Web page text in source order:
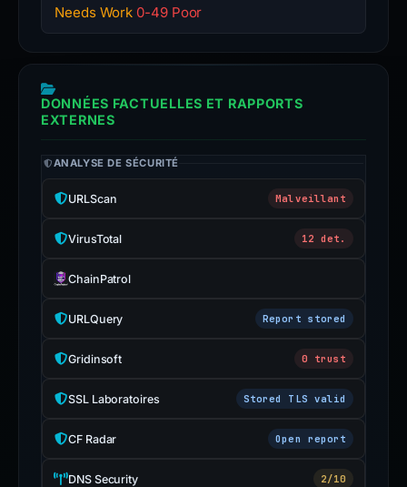
Needs Work 0-49 Poor
DONNÉES FACTUELLES ET RAPPORTS
EXTERNES
ANALYSE DE SÉCURITÉ
URLScan Malveillant
VirusTotal 12 det.
ChainPatrol
URLQuery Report stored
Gridinsoft 0 trust
SSL Laboratoires Stored TLS valid
CF Radar Open report
DNS Security 2/10